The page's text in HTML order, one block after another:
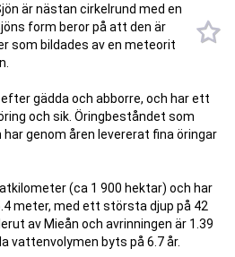
är nästan cirkelrund med en
form beror på att den är
som bildades av en meteorit
gädda och abborre, och har ett
och sik. Öringbeståndet som
genom åren levererat fina öringar
(ca 1 900 hektar) och har
meter, med ett största djup på 42
av Mieån och avrinningen är 1.39
vattenvolymen byts på 6.7 år.